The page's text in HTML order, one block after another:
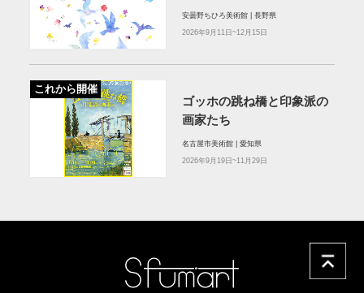
安曇野ちひろ美術館 | 長野県
2026年9月11日~12月15日
これから開催
ゴッホの跳ね橋と印象派の
画家たち
名古屋市美術館 | 愛知県
2026年9月19日~11月29日